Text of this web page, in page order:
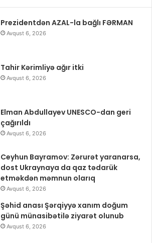
Prezidentdən AZAL-la bağlı FƏRMAN
Avqust 6, 2026
Tahir Kərimliyə ağır itki
Avqust 6, 2026
Elman Abdullayev UNESCO-dan geri
çağırıldı
Avqust 6, 2026
Ceyhun Bayramov: Zərurət yaranarsa,
dost Ukraynaya da qaz tədarük
etməkdən məmnun olarıq
Avqust 6, 2026
Şəhid anası Şərqiyyə xanım doğum
günü münasibətilə ziyarət olunub
Avqust 6, 2026